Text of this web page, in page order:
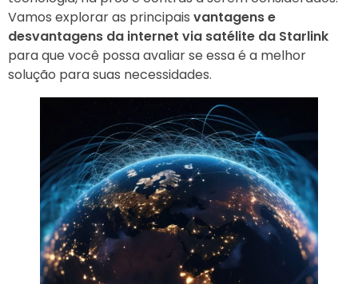
Vamos explorar as principais vantagens e
desvantagens da internet via satélite da Starlink
para que você possa avaliar se essa é a melhor
solução para suas necessidades.